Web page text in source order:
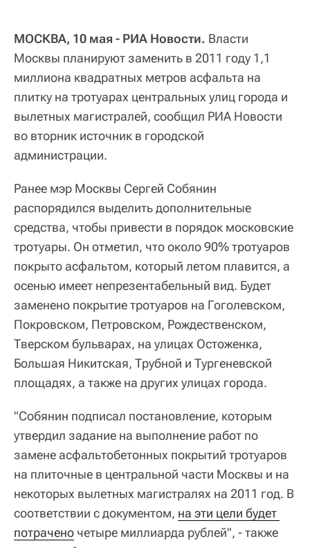
МОСКВА, 10 мая - РИА Новости. Власти
Москвы планируют заменить в 2011 году 1,1
миллиона квадратных метров асфальта на
плитку на тротуарах центральных улиц города и
вылетных магистралей, сообщил РИА Новости
во вторник источник в городской
администрации.
Ранее мэр Москвы Сергей Собянин
распорядился выделить дополнительные
средства, чтобы привести в порядок московские
тротуары. Он отметил, что около 90% тротуаров
покрыто асфальтом, который летом плавится, а
осенью имеет непрезентабельный вид. Будет
заменено покрытие тротуаров на Гоголевском,
Покровском, Петровском, Рождественском,
Тверском бульварах, на улицах Остоженка,
Большая Никитская, Трубной и Тургеневской
площадях, а также на других улицах города.
"Собянин подписал постановление, которым
утвердил задание на выполнение работ по
замене асфальтобетонных покрытий тротуаров
на плиточные в центральной части Москвы и на
некоторых вылетных магистралях на 2011 год. В
соответствии с документом, на эти цели будет
потрачено четыре миллиарда рублей", - также